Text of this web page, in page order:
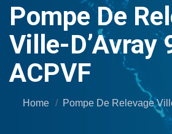
Pompe De
Ville-D’Avray
ACPVF
Home Pompe De Relevage